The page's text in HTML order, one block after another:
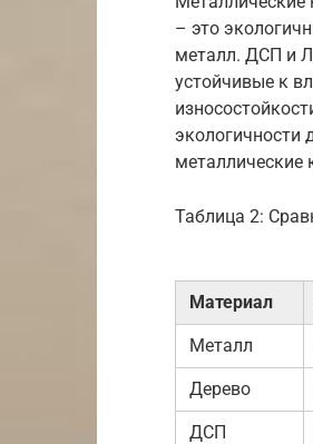
– это
металл. ДСП и
устойчивые к
экологичности
металлические
Таблица 2:
Материал
Металл
Дерево
ДСП